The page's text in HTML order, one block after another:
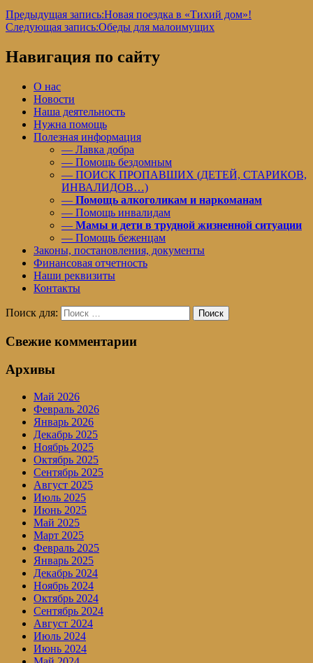
Предыдущая запись:Новая поездка в «Тихий дом»!
Следующая запись:Обеды для малоимущих
Навигация по сайту
О нас
Новости
Наша деятельность
Нужна помощь
Полезная информация
— Лавка добра
— Помощь бездомным
— ПОИСК ПРОПАВШИХ (ДЕТЕЙ, СТАРИКОВ,
ИНВАЛИДОВ…)
— Помощь алкоголикам и наркоманам
— Помощь инвалидам
— Мамы и дети в трудной жизненной ситуации
— Помощь беженцам
Законы, постановления, документы
Финансовая отчетность
Наши реквизиты
Контакты
Поиск для: Поиск
Свежие комментарии
Архивы
Май 2026
Февраль 2026
Январь 2026
Декабрь 2025
Ноябрь 2025
Октябрь 2025
Сентябрь 2025
Август 2025
Июль 2025
Июнь 2025
Май 2025
Март 2025
Февраль 2025
Январь 2025
Декабрь 2024
Ноябрь 2024
Октябрь 2024
Сентябрь 2024
Август 2024
Июль 2024
Июнь 2024